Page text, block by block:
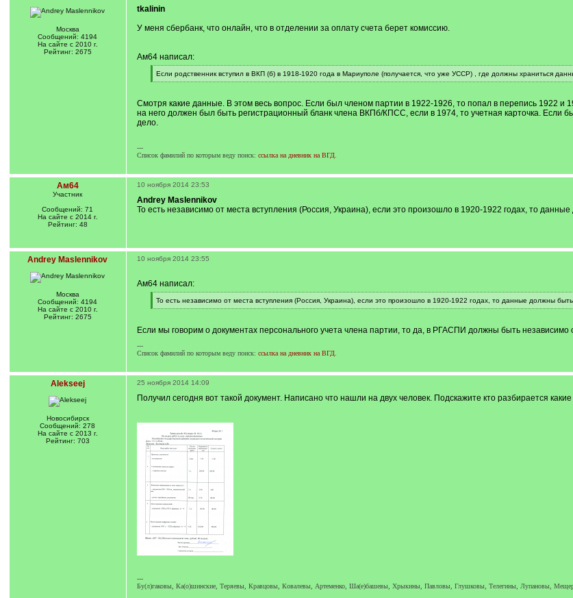
Москва
Сообщений: 4194
На сайте с 2010 г.
Рейтинг: 2675
tkalinin
У меня сбербанк, что онлайн, что в отделении за оплату счета берет комиссию.
Ам64 написал:
[
q
Если родственник вступил в ВКП (б) в 1918-1920 года в Мариуполе (получается, что уже УССР) , где должны храниться
[
]
Смотря какие данные. В этом весь вопрос. Если был членом партии в 1922-1926, то попал в перепись 1922 и
на него должен был быть регистрационный бланк члена ВКПб/КПСС, если в 1974, то учетная карточка. Если
дело.
---
Список фамилий по которым веду поиск: ссылка на дневник на ВГД.
Ам64
Участник
Сообщений: 71
На сайте с 2014 г.
Рейтинг: 48
10 ноября 2014 23:53
Andrey Maslennikov
То есть независимо от места вступления (Россия, Украина), если это произошло в 1920-1922 годах, то
Andrey Maslennikov
Москва
Сообщений: 4194
На сайте с 2010 г.
Рейтинг: 2675
10 ноября 2014 23:55
Ам64 написал:
[
q
То есть независимо от места вступления (Россия, Украина), если это произошло в 1920-1922 годах, то данные должны
[
Если мы говорим о документах персонального учета члена партии, то да, в РГАСПИ должны быть независимо
---
Список фамилий по которым веду поиск: ссылка на дневник на ВГД.
Alekseej
Новосибирск
Сообщений: 278
На сайте с 2013 г.
Рейтинг: 703
25 ноября 2014 14:09
Получил сегодня вот такой документ. Написано что нашли на двух человек. Подскажите кто разбирается
---
Бу(л)гаковы, Ка(о)шинские, Теряевы, Кравцовы, Ковалевы, Артеменко, Ша(е)башевы, Хрыкины, Павловы, Глушковы, Телегины, Лупановы,